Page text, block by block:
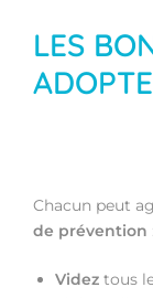
LES
Chacun peut
de prévention
Videz tous